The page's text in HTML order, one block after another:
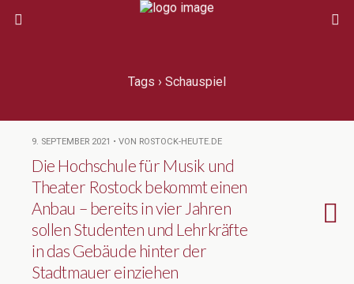
Tags › Schauspiel
9. SEPTEMBER 2021 • VON ROSTOCK-HEUTE.DE
Die Hochschule für Musik und
Theater Rostock bekommt einen
Anbau – bereits in vier Jahren
sollen Studenten und Lehrkräfte
in das Gebäude hinter der
Stadtmauer einziehen